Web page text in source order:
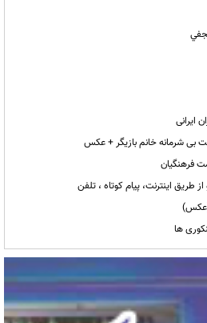
بی شرمانه خانم بازیگر + عکس
طریق اینترنت، پیام کوتاه ، تلفن
(عکس)
ها